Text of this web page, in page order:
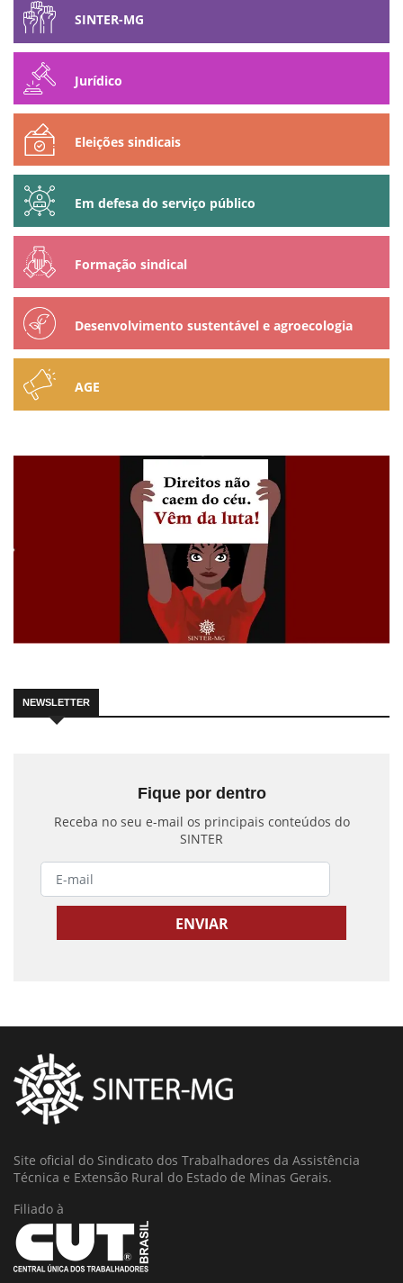
SINTER-MG
Jurídico
Eleições sindicais
Em defesa do serviço público
Formação sindical
Desenvolvimento sustentável e agroecologia
AGE
NEWSLETTER
Fique por dentro
Receba no seu e-mail os principais conteúdos do
SINTER
Site oficial do Sindicato dos Trabalhadores da Assistência
Técnica e Extensão Rural do Estado de Minas Gerais.
Filiado à